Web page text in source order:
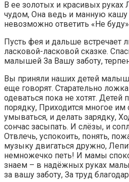
В ее золотых и красивых руках
чудом, Она ведь и манную кашу
невозможно ответить «Не
Пусть фея и дальше встречает
ласковой-ласковой сказке.
малышей За Вашу заботу,
Вы приняли наших детей
еще говорят. Старательно
одеваться пока не хотят. Детей
порядку, Приходится многое им
умываться, и делать зарядку,
сончас засыпать. И слёзы, и
Отвлечь, успокоить, понять,
музыку двигаться дружно,
немножечко петь! И мамы
знаем – в надёжных руках
за вашу заботу, За труд